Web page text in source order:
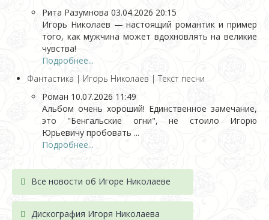
Рита Разумнова 03.04.2026 20:15
Игорь Николаев — настоящий романтик и пример
того, как мужчина может вдохновлять на великие
чувства!
Подробнее...
Фантастика | Игорь Николаев | Текст песни
Роман 10.07.2026 11:49
Альбом очень хороший! Единственное замечание,
это "Бенгальские огни", не стоило Игорю
Юрьевичу пробовать ...
Подробнее...
Все новости об Игоре Николаеве
Дискография Игоря Николаева